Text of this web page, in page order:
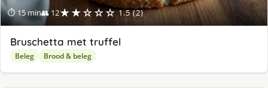
⏱ 15 min👥 12★★☆☆☆ 1.5 (2)
Bruschetta met truffel
Beleg Brood & beleg